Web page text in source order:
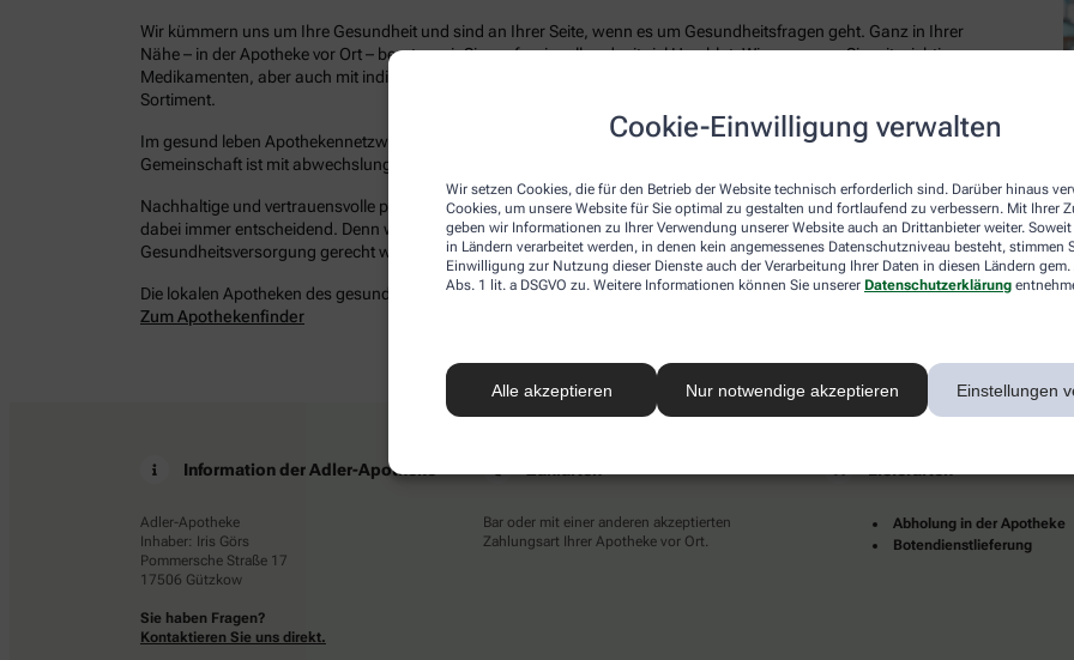
Cookie-Einwilligung verwalten
Wir setzen Cookies, die für den Betrieb der Website technisch erforderlich sind. Darüber hinaus
Cookies, um unsere Website für Sie optimal zu gestalten und fortlaufend zu verbessern. Mit Ihrer
geben wir Informationen zu Ihrer Verwendung unserer Website auch an Drittanbieter weiter. Soweit
in Ländern verarbeitet werden, in denen kein angemessenes Datenschutzniveau besteht, stimmen
Einwilligung zur Nutzung dieser Dienste auch der Verarbeitung Ihrer Daten in diesen Ländern
Abs. 1 lit. a DSGVO zu. Weitere Informationen können Sie unserer Datenschutzerklärung
Alle akzeptieren Nur notwendige akzeptieren Einstellungen
Wir kümmern uns um Ihre Gesundheit und sind an Ihrer Seite, wenn es um Gesundheitsfragen geht. Ganz in Ihrer
Nähe – in der Apotheke vor Ort – beraten wir Sie professionell und mit viel Herzblut. Wir versorgen Sie mit wichtigen
Medikamenten, aber auch mit individuellen Gesundheitsleistungen und attraktiven Produkten aus unserem
Sortiment.
Im gesund leben Apothekennetzwerk befinden sich bundesweit mehrere tausend lokale Apotheken. Diese starke
Gemeinschaft ist mit abwechslungsreichen Angeboten und Dienstleistungen immer für Sie da.
Nachhaltige und vertrauensvolle persönliche Beziehungen zu Ihnen als Patientinnen und Patienten sind für uns
dabei immer entscheidend. Denn wir möchten Ihrem Anspruch an eine individuelle, hochwertige und digitale
Gesundheitsversorgung gerecht werden – damit Sie gesünder und erfüllter leben.
Die lokalen Apotheken des gesund leben Netzwerkes in Ihrer Nähe finden Sie hier:
Zum Apothekenfinder
Information der Adler-Apotheke
Adler-Apotheke
Inhaber: Iris Görs
Pommersche Straße 17
17506 Gützkow
Sie haben Fragen?
Kontaktieren Sie uns direkt.
Bar oder mit einer anderen akzeptierten
Zahlungsart Ihrer Apotheke vor Ort.
Abholung in der Apotheke
Botendienstlieferung